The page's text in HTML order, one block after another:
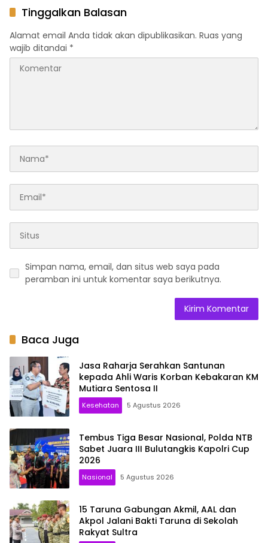
Keselamatan Berlalu Lintas
Tinggalkan Balasan
Alamat email Anda tidak akan dipublikasikan. Ruas yang
wajib ditandai *
Simpan nama, email, dan situs web saya pada
peramban ini untuk komentar saya berikutnya.
Baca Juga
Jasa Raharja Serahkan Santunan
kepada Ahli Waris Korban Kebakaran KM
Mutiara Sentosa II
Kesehatan 5 Agustus 2026
Tembus Tiga Besar Nasional, Polda NTB
Sabet Juara III Bulutangkis Kapolri Cup
2026
Nasional 5 Agustus 2026
15 Taruna Gabungan Akmil, AAL dan
Akpol Jalani Bakti Taruna di Sekolah
Rakyat Sultra